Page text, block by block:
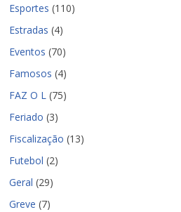
Esportes (110)
Estradas (4)
Eventos (70)
Famosos (4)
FAZ O L (75)
Feriado (3)
Fiscalização (13)
Futebol (2)
Geral (29)
Greve (7)